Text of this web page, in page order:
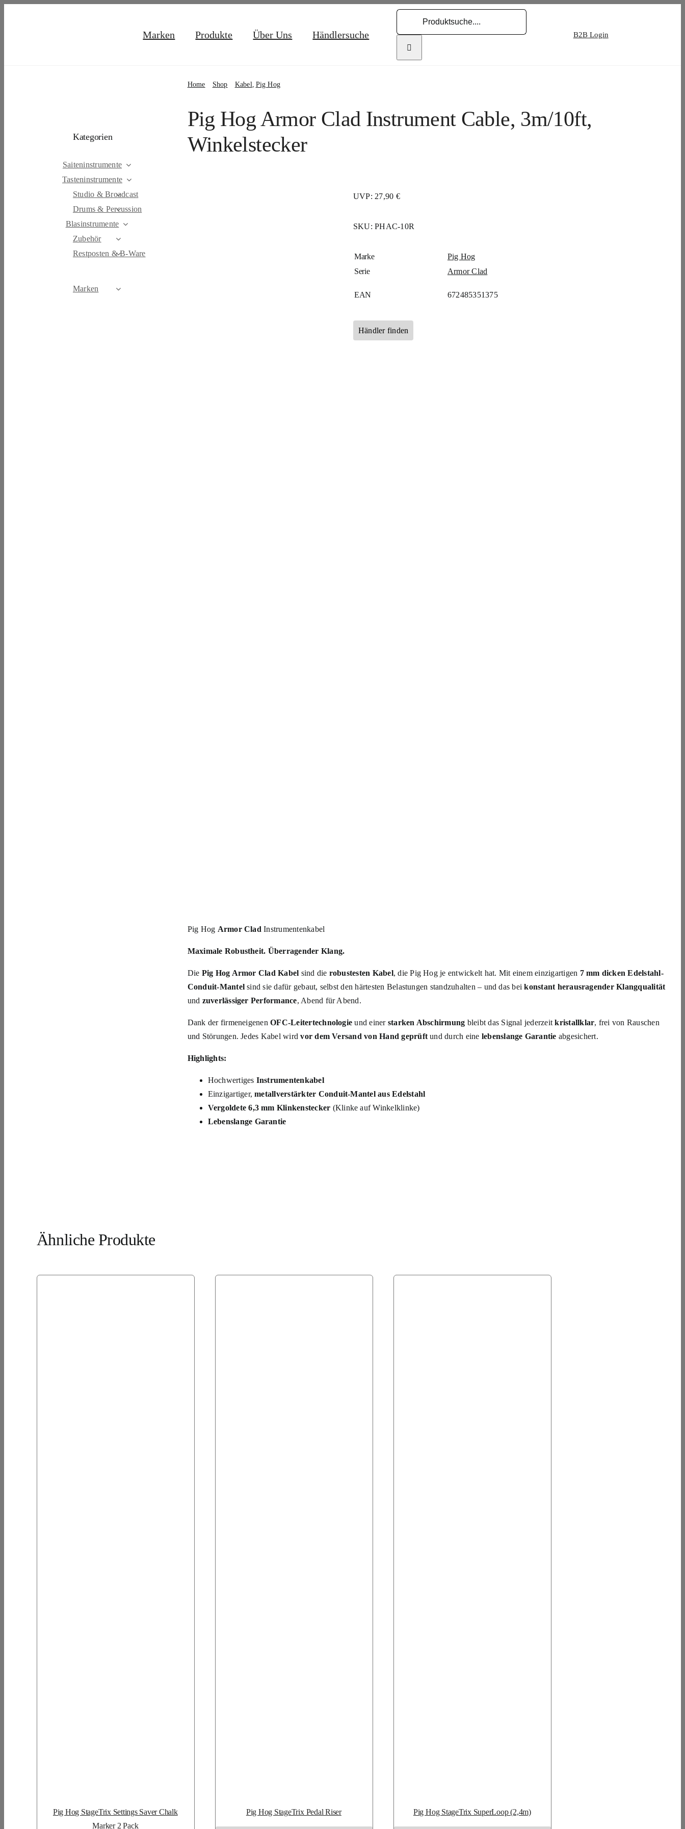
Marken Produkte Über Uns Händlersuche B2B Login
Home Shop Kabel Pig Hog
Kategorien
Saiteninstrumente
Tasteninstrumente
Studio & Broadcast
Drums & Percussion
Blasinstrumente
Zubehör
Restposten & B-Ware
Marken
Pig Hog Armor Clad Instrument Cable, 3m/10ft,
Winkelstecker
UVP: 27,90 €
SKU:PHAC-10R
Marke
Pig Hog
Serie
Armor Clad
EAN 672485351375
Händler finden
Pig Hog Armor Clad Instrumentenkabel
Maximale Robustheit. Überragender Klang.
Die Pig Hog Armor Clad Kabel sind die robustesten Kabel, die Pig Hog je entwickelt hat. Mit einem einzigartigen 7 mm dicken Edelstahl-
Conduit-Mantel sind sie dafür gebaut, selbst den härtesten Belastungen standzuhalten – und das beikonstant herausragender Klangqualität
und zuverlässiger Performance, Abend für Abend.
Dank der firmeneigenenOFC-Leitertechnologie und einer starken Abschirmung bleibt das Signal jederzeitkristallklar, frei von Rauschen
und Störungen. Jedes Kabel wirdvor dem Versand von Hand geprüft und durch eine lebenslange Garantie abgesichert.
Highlights:
Hochwertiges Instrumentenkabel
Einzigartiger,metallverstärkter Conduit-Mantel aus Edelstahl
Vergoldete 6,3 mm Klinkenstecker (Klinke auf Winkelklinke)
Lebenslange Garantie
Ähnliche Produkte
Pig Hog StageTrix Settings Saver Chalk
Marker 2 Pack
Pig Hog StageTrix Pedal Riser Pig Hog StageTrix SuperLoop (2,4m)